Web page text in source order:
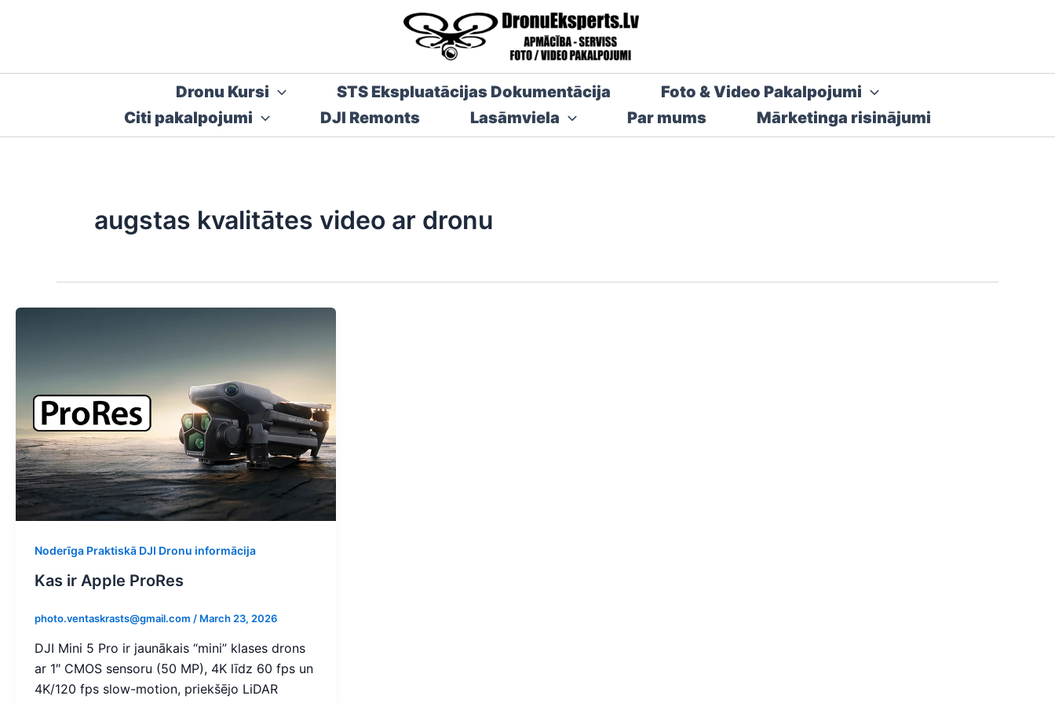
Dronu Kursi STS Ekspluatācijas Dokumentācija
Foto & Video Pakalpojumi
Citi pakalpojumi
DJI Remonts Lasāmviela Par mums Mārketinga risinājumi
augstas kvalitātes video ar dronu
Noderīga Praktiskā DJI Dronu informācija
Kas ir Apple ProRes
photo.ventaskrasts@gmail.com / March 23, 2026
DJI Mini 5 Pro ir jaunākais “mini” klases drons
ar 1″ CMOS sensoru (50 MP), 4K līdz 60 fps un
4K/120 fps slow-motion, priekšējo LiDAR